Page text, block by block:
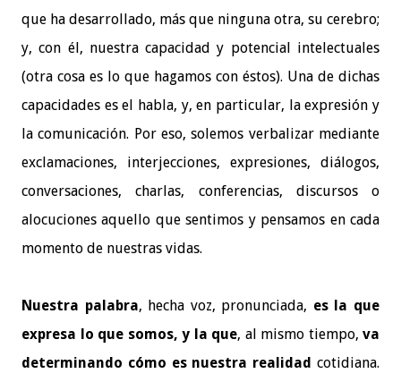
que ha desarrollado, más que ninguna otra, su cerebro;
y, con él, nuestra capacidad y potencial intelectuales
(otra cosa es lo que hagamos con éstos). Una de dichas
capacidades es el habla, y, en particular, la expresión y
la comunicación. Por eso, solemos verbalizar mediante
exclamaciones, interjecciones, expresiones, diálogos,
conversaciones, charlas, conferencias, discursos o
alocuciones aquello que sentimos y pensamos en cada
momento de nuestras vidas.
Nuestra palabra, hecha voz, pronunciada, es la que
expresa lo que somos, y la que, al mismo tiempo, va
determinando cómo es nuestra realidad cotidiana.